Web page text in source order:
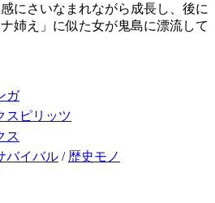
にさいなまれながら成長し、後に
姉え」に似た女が鬼島に漂流して
ガ
スピリッツ
ス
バイバル / 歴史モノ